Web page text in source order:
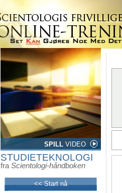
SPILL VIDEO
STUDIETEKNOLOGI
fra Scientologi-håndboken
<< Start nå